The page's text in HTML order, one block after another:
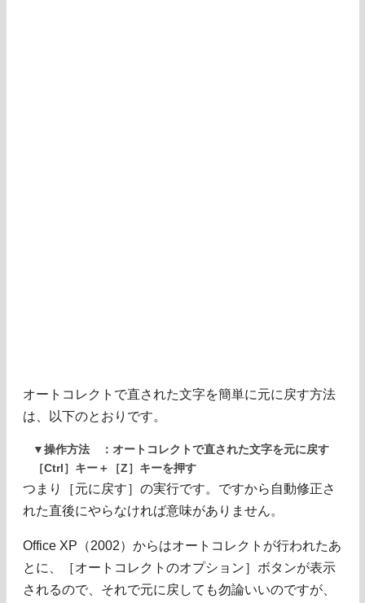
オートコレクトで直された文字を簡単に元に戻す方法
は、以下のとおりです。
▼操作方法 ：オートコレクトで直された文字を元に戻す
［Ctrl］キー＋［Z］キーを押す
つまり［元に戻す］の実行です。ですから自動修正さ
れた直後にやらなければ意味がありません。
Office XP（2002）からはオートコレクトが行われたあ
とに、［オートコレクトのオプション］ボタンが表示
されるので、それで元に戻しても勿論いいのですが、